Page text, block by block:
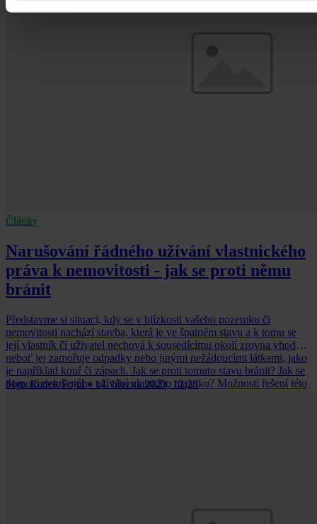
Články
Narušování řádného užívání vlastnického
práva k nemovitosti - jak se proti němu
bránit
Představme si situaci, kdy se v blízkosti vašeho pozemku či
nemovitosti nachází stavba, která je ve špatném stavu a k tomu se
její vlastník či uživatel nechová k sousedícímu okolí zrovna vhodně,
neboť jej zamořuje odpadky nebo jinými nežádoucími látkami, jako
je například kouř či zápach. Jak se proti tomuto stavu bránit? Jak se
domoci nerušeného užívání vlastního majetku? Možnosti řešení této
Mgr. Radek Fojtů • 14. března 2023, 12:28